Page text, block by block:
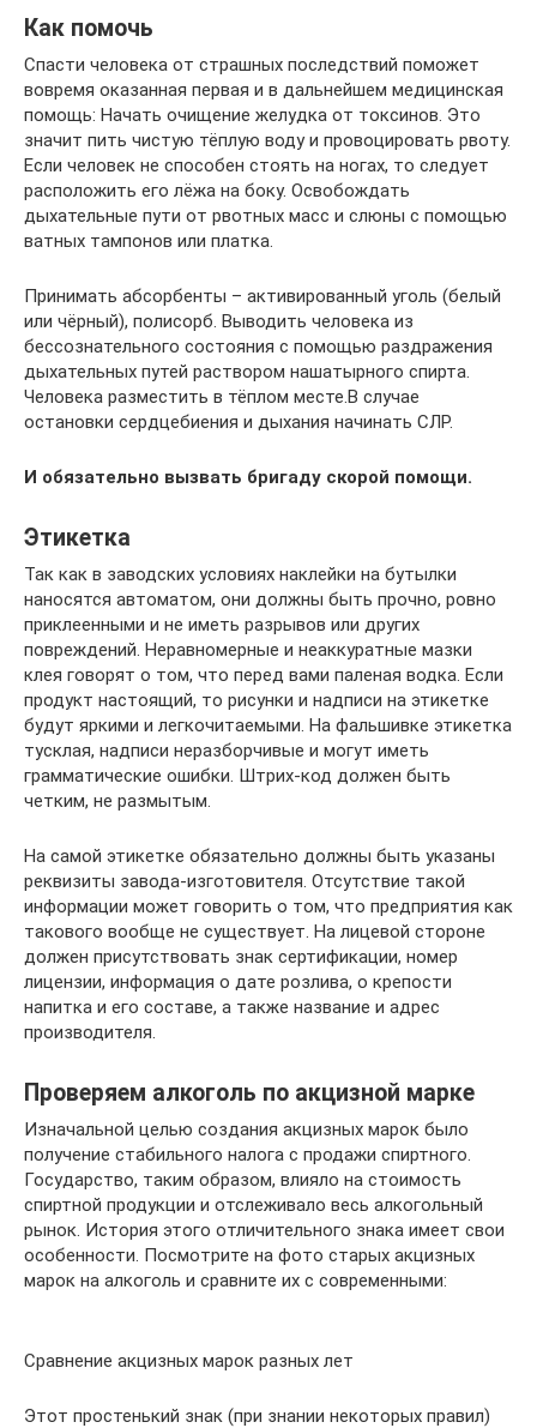
Как помочь
Спасти человека от страшных последствий поможет
вовремя оказанная первая и в дальнейшем медицинская
помощь: Начать очищение желудка от токсинов. Это
значит пить чистую тёплую воду и провоцировать рвоту.
Если человек не способен стоять на ногах, то следует
расположить его лёжа на боку. Освобождать
дыхательные пути от рвотных масс и слюны с помощью
ватных тампонов или платка.
Принимать абсорбенты – активированный уголь (белый
или чёрный), полисорб. Выводить человека из
бессознательного состояния с помощью раздражения
дыхательных путей раствором нашатырного спирта.
Человека разместить в тёплом месте.В случае
остановки сердцебиения и дыхания начинать СЛР.
И обязательно вызвать бригаду скорой помощи.
Этикетка
Так как в заводских условиях наклейки на бутылки
наносятся автоматом, они должны быть прочно, ровно
приклеенными и не иметь разрывов или других
повреждений. Неравномерные и неаккуратные мазки
клея говорят о том, что перед вами паленая водка. Если
продукт настоящий, то рисунки и надписи на этикетке
будут яркими и легкочитаемыми. На фальшивке этикетка
тусклая, надписи неразборчивые и могут иметь
грамматические ошибки. Штрих-код должен быть
четким, не размытым.
На самой этикетке обязательно должны быть указаны
реквизиты завода-изготовителя. Отсутствие такой
информации может говорить о том, что предприятия как
такового вообще не существует. На лицевой стороне
должен присутствовать знак сертификации, номер
лицензии, информация о дате розлива, о крепости
напитка и его составе, а также название и адрес
производителя.
Проверяем алкоголь по акцизной марке
Изначальной целью создания акцизных марок было
получение стабильного налога с продажи спиртного.
Государство, таким образом, влияло на стоимость
спиртной продукции и отслеживало весь алкогольный
рынок. История этого отличительного знака имеет свои
особенности. Посмотрите на фото старых акцизных
марок на алкоголь и сравните их с современными:
Сравнение акцизных марок разных лет
Этот простенький знак (при знании некоторых правил)